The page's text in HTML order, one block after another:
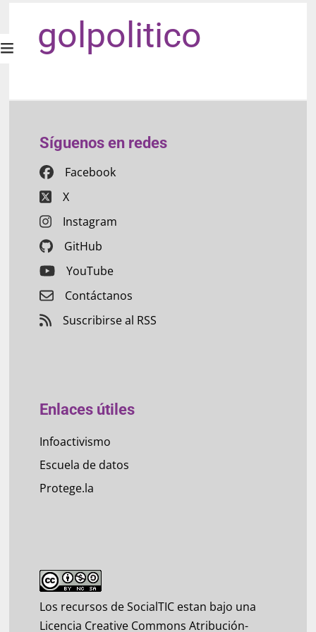
golpolitico
Síguenos en redes
Facebook
X
Instagram
GitHub
YouTube
Contáctanos
Suscribirse al RSS
Enlaces útiles
Infoactivismo
Escuela de datos
Protege.la
Los recursos de SocialTIC estan bajo una
Licencia Creative Commons Atribución-